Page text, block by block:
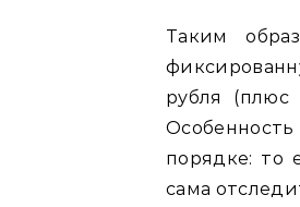
Таким
рубля
порядке: то
сама